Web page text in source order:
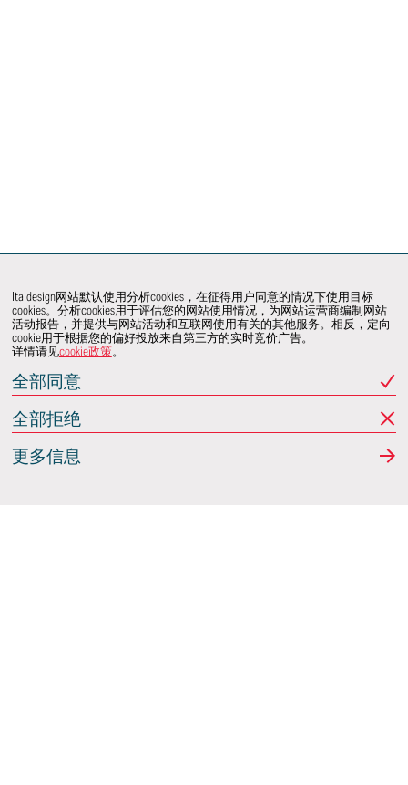
Italdesign网站默认使用分析cookies，在征得用户同意的情况下使用目标
cookies。分析cookies用于评估您的网站使用情况，为网站运营商编制网站
活动报告，并提供与网站活动和互联网使用有关的其他服务。相反，定向
cookie用于根据您的偏好投放来自第三方的实时竞价广告。
详情请见cookie政策。
全部同意
全部拒绝
更多信息